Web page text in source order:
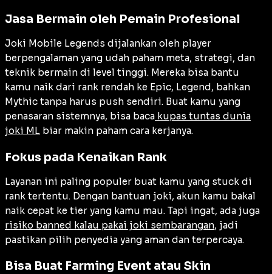
Jasa Bermain oleh Pemain Profesional
Joki Mobile Legends dijalankan oleh player
berpengalaman yang udah paham meta, strategi, dan
teknik bermain di level tinggi. Mereka bisa bantu
kamu naik dari rank rendah ke Epic, Legend, bahkan
Mythic tanpa harus push sendiri. Buat kamu yang
penasaran sistemnya, bisa baca kupas tuntas dunia
joki ML biar makin paham cara kerjanya.
Fokus pada Kenaikan Rank
Layanan ini paling populer buat kamu yang stuck di
rank tertentu. Dengan bantuan joki, akun kamu bakal
naik cepat ke tier yang kamu mau. Tapi ingat, ada juga
risiko banned kalau pakai joki sembarangan, jadi
pastikan pilih penyedia yang aman dan terpercaya.
Bisa Buat Farming Event atau Skin